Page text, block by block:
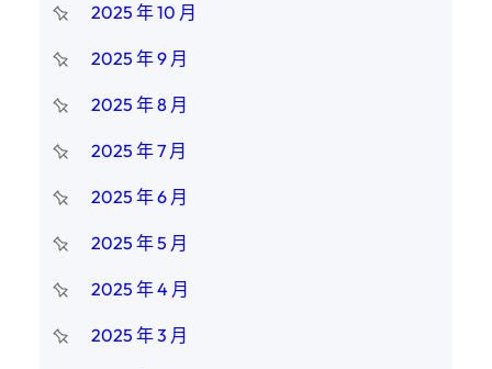
2025 年 10 月
2025 年 9 月
2025 年 8 月
2025 年 7 月
2025 年 6 月
2025 年 5 月
2025 年 4 月
2025 年 3 月